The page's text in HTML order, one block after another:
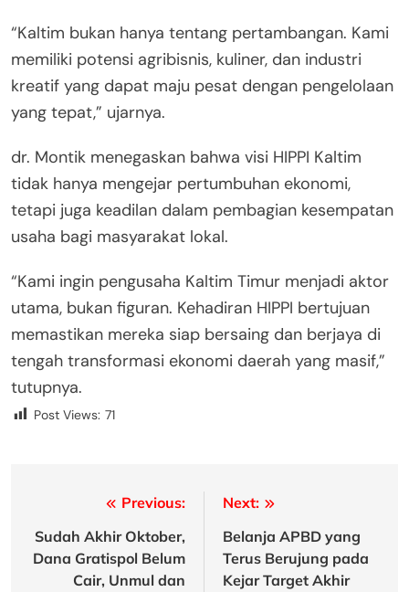
“Kaltim bukan hanya tentang pertambangan. Kami
memiliki potensi agribisnis, kuliner, dan industri
kreatif yang dapat maju pesat dengan pengelolaan
yang tepat,” ujarnya.
dr. Montik menegaskan bahwa visi HIPPI Kaltim
tidak hanya mengejar pertumbuhan ekonomi,
tetapi juga keadilan dalam pembagian kesempatan
usaha bagi masyarakat lokal.
“Kami ingin pengusaha Kaltim Timur menjadi aktor
utama, bukan figuran. Kehadiran HIPPI bertujuan
memastikan mereka siap bersaing dan berjaya di
tengah transformasi ekonomi daerah yang masif,”
tutupnya.
Post Views: 71
navigation
Previous:
Sudah Akhir Oktober,
Dana Gratispol Belum
Cair, Unmul dan
Next:
Belanja APBD yang
Terus Berujung pada
Kejar Target Akhir